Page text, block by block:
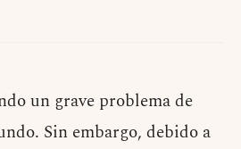
un grave problema de
Sin embargo, debido a